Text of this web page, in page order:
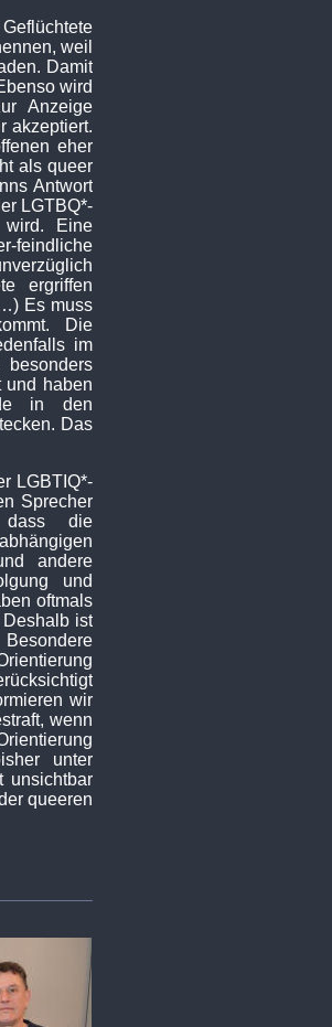
weil
Damit
wird
Anzeige
akzeptiert.
eher
als queer
Antwort
LGTBQ*-
wird. Eine
feindliche
ergriffen
Es muss
Die
im
und haben
in den
Das
LGBTIQ*-
Sprecher
dass die
andere
und
oftmals
ist
wir
wenn
unter
unsichtbar
queeren